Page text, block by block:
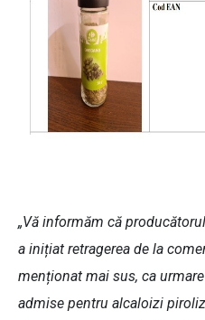
„Vă informăm că
a inițiat retragerea de la
menționat mai sus, ca
admise pentru alcaloizi